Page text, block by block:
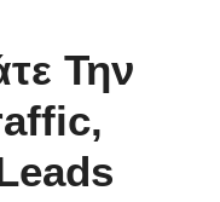
Την